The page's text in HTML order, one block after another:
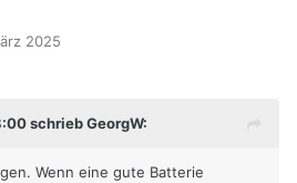
2025
schrieb GeorgW:
Wenn eine gute Batterie